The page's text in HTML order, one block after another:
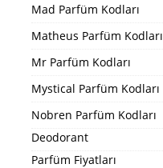
Mad Parfüm Kodları
Matheus Parfüm Kodları
Mr Parfüm Kodları
Mystical Parfüm Kodları
Nobren Parfüm Kodları
Deodorant
Parfüm Fiyatları